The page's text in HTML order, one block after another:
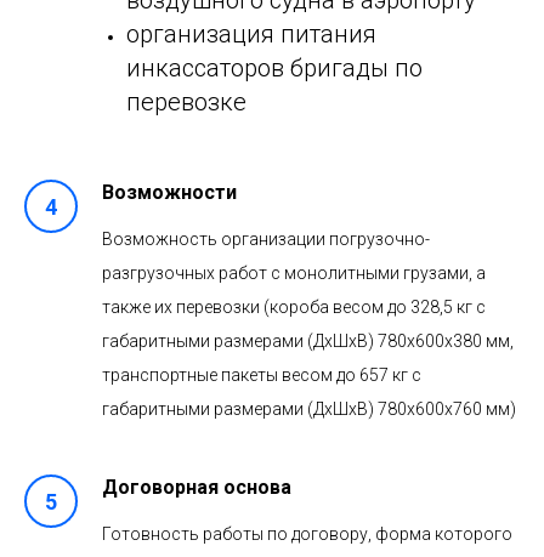
организация питания
инкассаторов бригады по
перевозке
Возможности
Возможность организации погрузочно-
разгрузочных работ с монолитными грузами, а
также их перевозки (короба весом до 328,5 кг с
габаритными размерами (ДхШхВ) 780х600х380 мм,
транспортные пакеты весом до 657 кг с
габаритными размерами (ДхШхВ) 780х600х760 мм)
Договорная основа
Готовность работы по договору, форма которого